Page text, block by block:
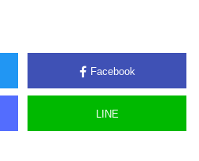
Facebook
LINE